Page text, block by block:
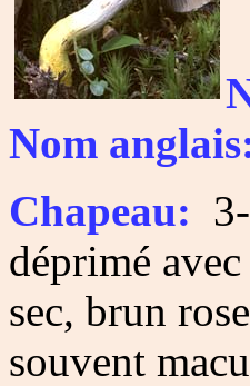
Nom
Chapeau:
déprimé
sec, brun
souvent